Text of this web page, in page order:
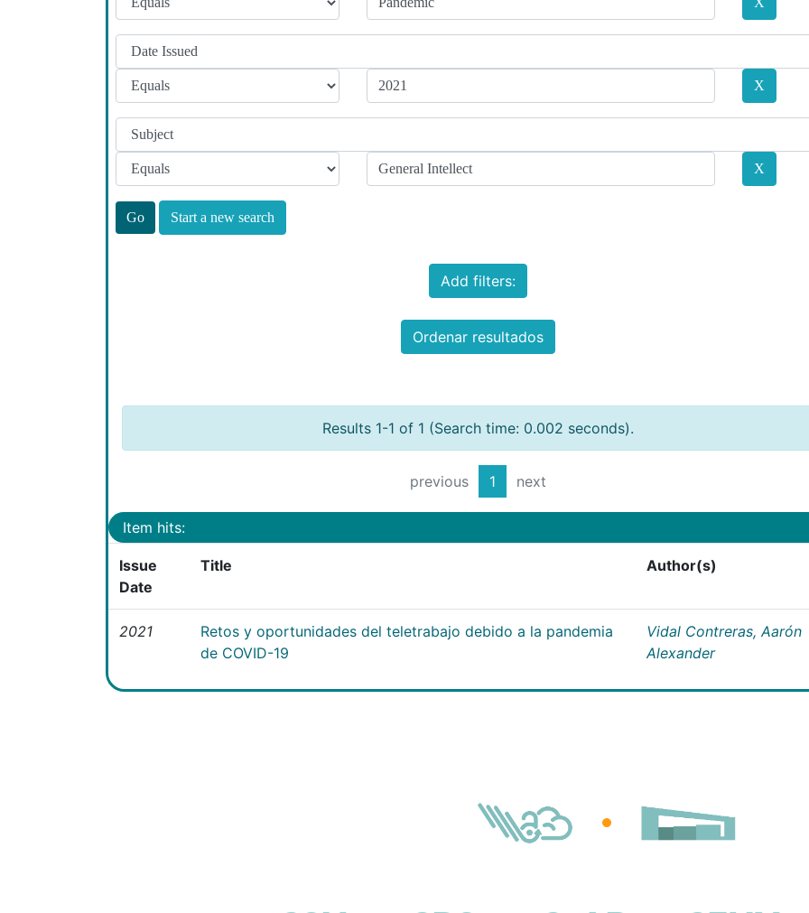
Start a new search
Add filters:
Ordenar resultados
Results 1-1 of 1 (Search time: 0.002 seconds).
previous 1 next
Item hits:
Issue
Date
Title Author(s)
2021
Retos y oportunidades del teletrabajo debido a la pandemia
de COVID-19
Vidal Contreras, Aarón
Alexander